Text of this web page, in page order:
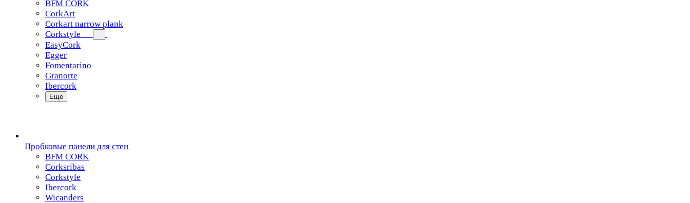
BFM CORK
CorkArt
Corkart narrow plank
Corkstyle
EasyCork
Egger
Fomentarino
Granorte
Ibercork
Еще
Пробковые панели для стен
BFM CORK
Corksribas
Corkstyle
Ibercork
Wicanders